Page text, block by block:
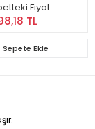
Fiyat
TL
Sepete Ekle